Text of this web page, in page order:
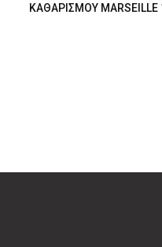
ΚΑΘΑΡΙΣΜΟΥ MARSEILLE